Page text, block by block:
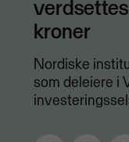
kroner
​Nordiske
som deleiere i